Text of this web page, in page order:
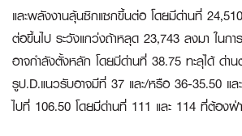
และพลังงานลุ้นซิกแซกขึ้นต่อ โดยมีด่านที่
ต่อขึ้นไป ระวังแกว่งถ้าหลุด 23,743 ลงมา ในก
อาจกำลังตั้งหลัก โดยมีด่านที่ 38.75 ทะลุได้ ด่า
รูป.D.แนวรับอาจมีที่ 37 และ/หรือ 36-35.50 และ
ไปที่ 106.50 โดยมีด่านที่ 111 และ 114 ที่ต้องฝ่